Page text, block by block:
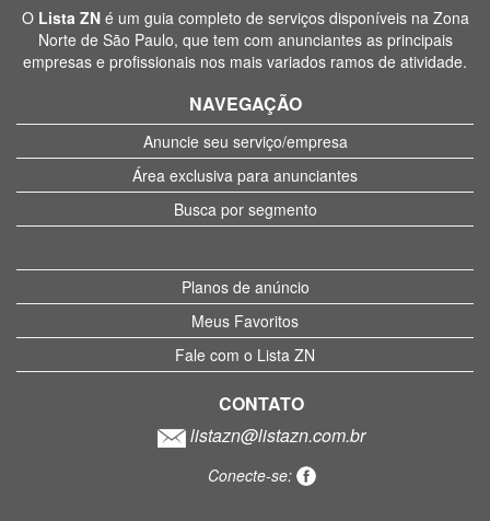
O Lista ZNé um guia completo de serviços disponíveis na Zona
Norte de São Paulo, que tem com anunciantes as principais
empresas e profissionais nos mais variados ramos de atividade.
NAVEGAÇÃO
Anuncie seu serviço/empresa
Área exclusiva para anunciantes
Busca por segmento
Planos de anúncio
Meus Favoritos
Fale com o Lista ZN
CONTATO
listazn@listazn.com.br
Conecte-se: